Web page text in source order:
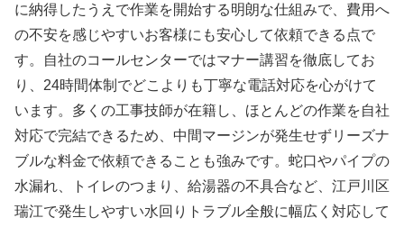
に納得したうえで作業を開始する明朗な仕組みで、費用へ
の不安を感じやすいお客様にも安心して依頼できる点で
す。自社のコールセンターではマナー講習を徹底してお
り、24時間体制でどこよりも丁寧な電話対応を心がけて
います。多くの工事技師が在籍し、ほとんどの作業を自社
対応で完結できるため、中間マージンが発生せずリーズナ
ブルな料金で依頼できることも強みです。蛇口やパイプの
水漏れ、トイレのつまり、給湯器の不具合など、江戸川区
瑞江で発生しやすい水回りトラブル全般に幅広く対応して